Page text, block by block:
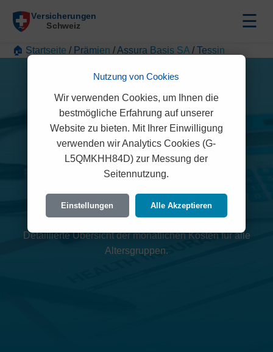
☰
🏠 Startseite / Prämien /Assura Basis SA / Tessin
Assura Basis SA Prämien
2026 (Tessin)
Detaillierte Übersicht der monatlichen Kosten für alle
Altersgruppen.
Nutzung von Cookies
Wir verwenden Cookies, um Ihnen die
bestmögliche Erfahrung auf unserer
Website zu bieten. Mit Ihrer Einwilligung
verwenden wir Analytics Cookies (G-
L5QMKHH84D) zur Messung der
Seitennutzung.
Einstellungen Alle Akzeptieren